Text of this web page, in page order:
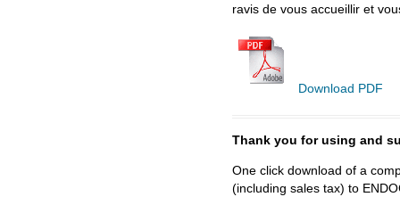
ravis de vous accueillir et
Download PDF
Thank you for using and
One click download of a
(including sales tax) to